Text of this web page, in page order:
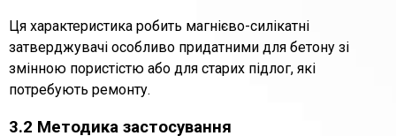
Ця характеристика робить магнієво-силікатні
затверджувачі особливо придатними для бетону зі
змінною пористістю або для старих підлог, які
потребують ремонту.
3.2 Методика застосування